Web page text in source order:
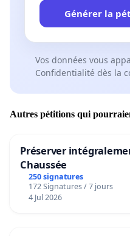
Générer la
Vos données vous
Confidentialité dès la
Autres pétitions qui
Préserver
Chaussée
250 signatures
172 Signatures / 7 jours
4 Jul 2026